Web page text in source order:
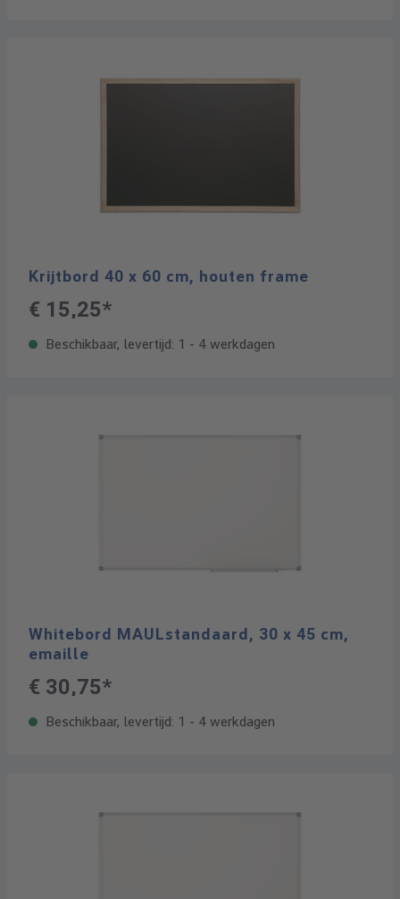
Krijtbord 40 x 60 cm, houten frame
€ 15,25*
Beschikbaar, levertijd: 1 - 4 werkdagen
Whitebord MAULstandaard, 30 x 45 cm,
emaille
€ 30,75*
Beschikbaar, levertijd: 1 - 4 werkdagen